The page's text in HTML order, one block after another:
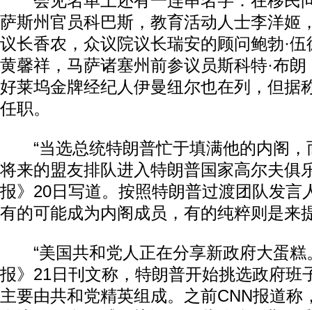
萨斯州官员科巴斯，教育活动人士李洋姬
议长香农，众议院议长瑞安的顾问鲍勃·
黄馨祥，马萨诸塞州前参议员斯科特·布
好莱坞金牌经纪人伊曼纽尔也在列，但据
任职。
“当选总统特朗普忙于填满他的内阁，
将来的盟友排队进入特朗普国家高尔夫俱
报》20日写道。按照特朗普过渡团队发言
有的可能成为内阁成员，有的纯粹则是来
“美国共和党人正在分享新政府大蛋糕
报》21日刊文称，特朗普开始挑选政府班
主要由共和党精英组成。之前CNN报道称
动物系恋人啊 | 钟欣潼体验爱情哲学